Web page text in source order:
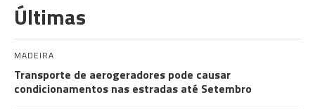
Últimas
MADEIRA
Transporte de aerogeradores pode causar
condicionamentos nas estradas até Setembro